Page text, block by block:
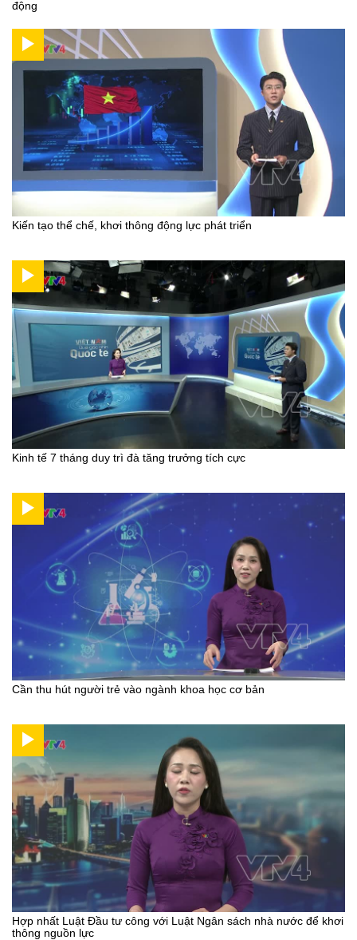
động
Kiến tạo thể chế, khơi thông động lực phát triển
Kinh tế 7 tháng duy trì đà tăng trưởng tích cực
Cần thu hút người trẻ vào ngành khoa học cơ bản
Hợp nhất Luật Đầu tư công với Luật Ngân sách nhà nước để khơi
thông nguồn lực